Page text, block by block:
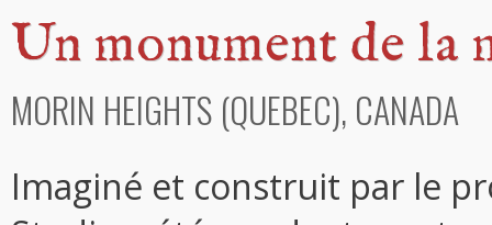
Un monument de la
MORIN HEIGHTS (QUEBEC), CANADA
Imaginé et construit par le